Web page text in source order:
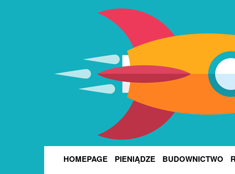
HOMEPAGE PIENIĄDZE BUDOWNICTWO